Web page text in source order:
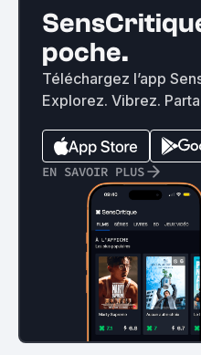
poche.
Téléchargez l’app
Explorez. Vibrez.
EN SAVOIR PLUS